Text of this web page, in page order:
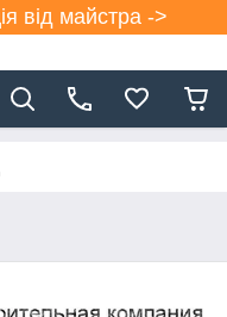
від майстра ->